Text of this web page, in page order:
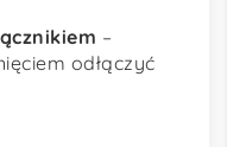
–
odłączyć